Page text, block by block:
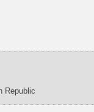
Republic